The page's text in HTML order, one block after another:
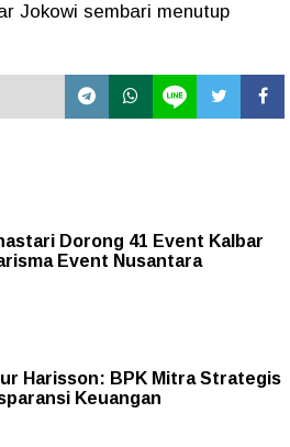
Jokowi sembari menutup
Dorong 41 Event Kalbar
Event Nusantara
Harisson: BPK Mitra Strategis
Keuangan